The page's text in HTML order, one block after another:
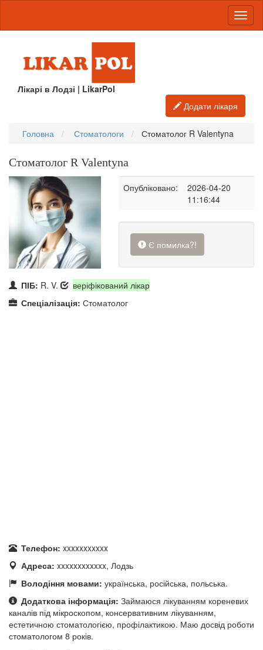
Лікарі в Лодзі | LikarPol
Додати лікаря
Головна Стоматологи Стоматолог R Valentyna
Стоматолог R Valentyna
Опубліковано:
2026-04-20
11:16:44
Є помилка?!
ПІБ: R. V.
веріфікований лікар
Спеціалізація: Стоматолог
Телефон: xxxxxxxxxxx
Адреса: xxxxxxxxxxxx, Лодзь
Володіння мовами: українська, російська, польська.
Додаткова інформація: Займаюся лікуванням кореневих
каналів під мікроскопом, консервативним лікуванням,
естетичною стоматологією, профілактикою. Маю досвід роботи
стоматологом 8 років.